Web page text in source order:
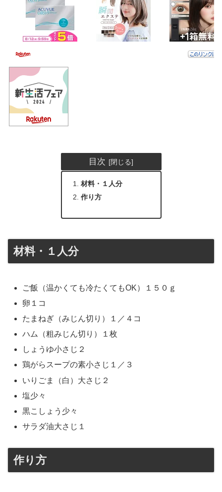
目次
材料・１人分
作り方
材料・１人分
ご飯（温かくても冷たくてもOK）１５０ｇ
卵１コ
たまねぎ（みじん切り）１／４コ
ハム（粗みじん切り）１枚
しょうゆ小さじ２
鶏がらスープの素小さじ１／３
いりごま（白）大さじ２
塩少々
黒こしょう少々
サラダ油大さじ１
作り方